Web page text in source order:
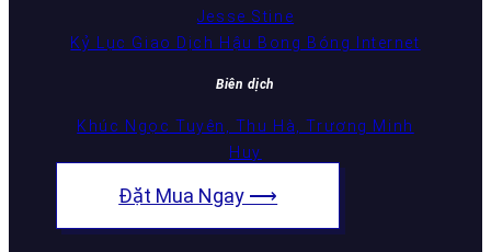
Jesse Stine
Kỷ Lục Giao Dịch Hậu Bong Bóng Internet
Biên dịch
Khúc Ngọc Tuyên, Thu Hà, Trương Minh
Huy
Đặt Mua Ngay ⟶